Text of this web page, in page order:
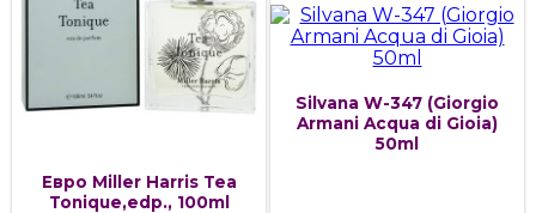
Евро Miller Harris Tea
Tonique,edp., 100ml
Silvana W-347 (Giorgio
Armani Acqua di Gioia)
50ml